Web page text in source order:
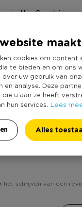
cookies om content
te bieden en om ons
uw gebruik van
en analyse. Deze
u aan ze heeft
hun services. Lees
Alles
giraffe. Combineer
de de woonkamer,
het schrijven van een